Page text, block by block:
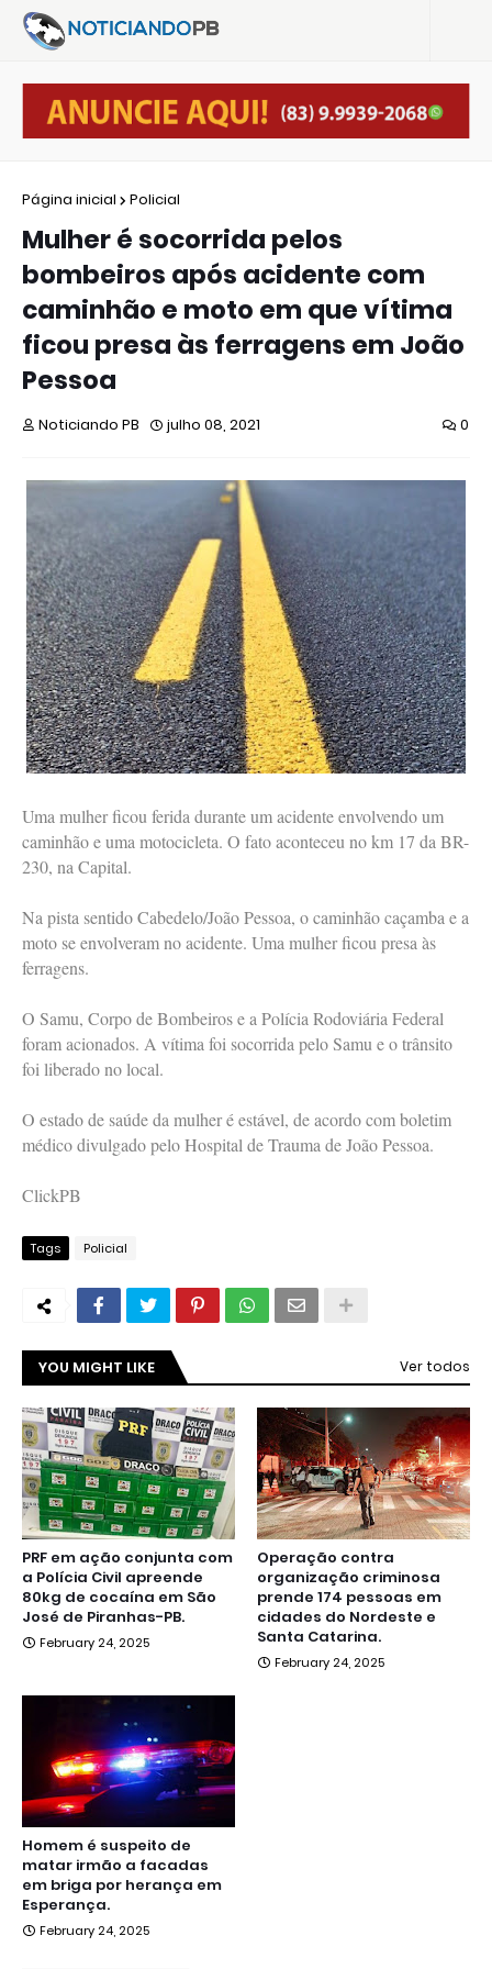
Página inicial Policial
Mulher é socorrida pelos
bombeiros após acidente com
caminhão e moto em que vítima
ficou presa às ferragens em João
Pessoa
Noticiando PB julho 08, 2021 0
Uma mulher ficou ferida durante um acidente envolvendo um
caminhão e uma motocicleta. O fato aconteceu no km 17 da BR-
230, na Capital.
Na pista sentido Cabedelo/João Pessoa, o caminhão caçamba e a
moto se envolveram no acidente. Uma mulher ficou presa às
ferragens.
O Samu, Corpo de Bombeiros e a Polícia Rodoviária Federal
foram acionados. A vítima foi socorrida pelo Samu e o trânsito
foi liberado no local.
O estado de saúde da mulher é estável, de acordo com boletim
médico divulgado pelo Hospital de Trauma de João Pessoa.
ClickPB
Tags Policial
YOU MIGHT LIKE Ver todos
PRF em ação conjunta com
a Polícia Civil apreende
80kg de cocaína em São
José de Piranhas-PB.
February 24, 2025
Operação contra
organização criminosa
prende 174 pessoas em
cidades do Nordeste e
Santa Catarina.
February 24, 2025
Homem é suspeito de
matar irmão a facadas
em briga por herança em
Esperança.
February 24, 2025